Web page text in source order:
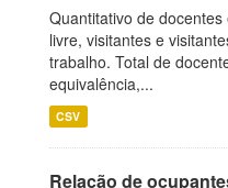
Quantitativo de
livre, visitantes e
trabalho. Total de
equivalência,...
CSV
Relação de